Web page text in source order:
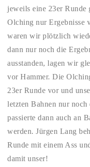
jeweils eine 23er Runde
Olching nur Ergebnisse
waren wir plötzlich
dann nur noch die
ausstanden, lagen wir
vor Hammer. Die
23er Runde vor und
letzten Bahnen nur noch
passierte dann auch an
werden. Jürgen Lang
Runde mit einem Ass
damit unser!